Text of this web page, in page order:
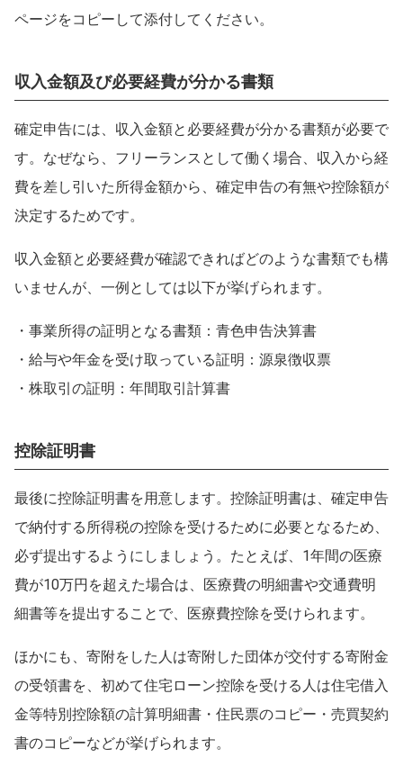
ページをコピーして添付してください。
収入金額及び必要経費が分かる書類
確定申告には、収入金額と必要経費が分かる書類が必要で
す。なぜなら、フリーランスとして働く場合、収入から経
費を差し引いた所得金額から、確定申告の有無や控除額が
決定するためです。
収入金額と必要経費が確認できればどのような書類でも構
いませんが、一例としては以下が挙げられます。
・事業所得の証明となる書類：青色申告決算書
・給与や年金を受け取っている証明：源泉徴収票
・株取引の証明：年間取引計算書
控除証明書
最後に控除証明書を用意します。控除証明書は、確定申告
で納付する所得税の控除を受けるために必要となるため、
必ず提出するようにしましょう。たとえば、1年間の医療
費が10万円を超えた場合は、医療費の明細書や交通費明
細書等を提出することで、医療費控除を受けられます。
ほかにも、寄附をした人は寄附した団体が交付する寄附金
の受領書を、初めて住宅ローン控除を受ける人は住宅借入
金等特別控除額の計算明細書・住民票のコピー・売買契約
書のコピーなどが挙げられます。